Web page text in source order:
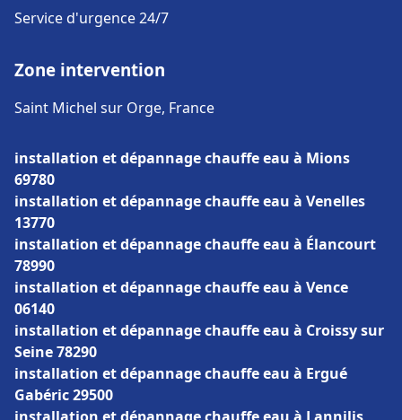
Service d'urgence 24/7
Zone intervention
Saint Michel sur Orge, France
installation et dépannage chauffe eau à Mions
69780
installation et dépannage chauffe eau à Venelles
13770
installation et dépannage chauffe eau à Élancourt
78990
installation et dépannage chauffe eau à Vence
06140
installation et dépannage chauffe eau à Croissy sur
Seine 78290
installation et dépannage chauffe eau à Ergué
Gabéric 29500